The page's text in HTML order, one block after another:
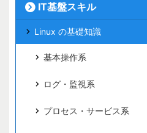
IT基盤スキル
Linux の基礎知識
基本操作系
ログ・監視系
プロセス・サービス系